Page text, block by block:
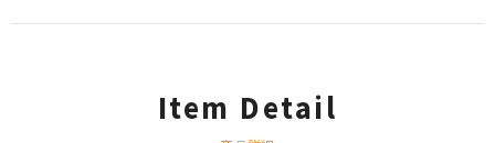
Item Detail